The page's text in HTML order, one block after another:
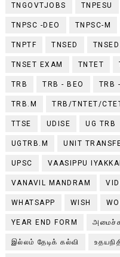
TNGOVTJOBS TNPESU
TNPSC -DEO TNPSC-M
TNPTF TNSED
TNSET EXAM TNTET
TRB TRB - BEO TRB
TRB.M TRB/TNTET/
TTSE UDISE UG TRB
UGTRB.M UNIT
UPSC VAASIPPU
VANAVIL MANDRAM
WHATSAPP WISH
YEAR END FORM
இல்லம் தேடிக் கல்வி